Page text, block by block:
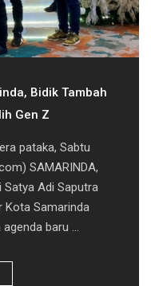
Bidik Tambah
Gen Z
pataka, Sabtu
SAMARINDA,
Satya Adi Saputra
Kota Samarinda
baru ...